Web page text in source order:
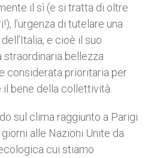
il sì (e si tratta di oltre
l’urgenza di tutelare una
e cioè il suo
straordinaria bellezza
considerata prioritaria per
bene della collettività.
sul clima raggiunto a Parigi
alle Nazioni Unite da
cui stiamo